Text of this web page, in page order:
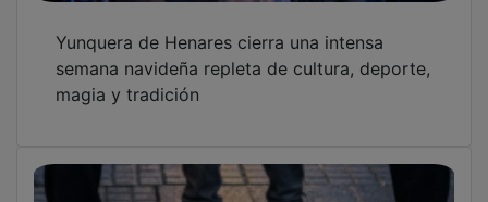
semana navideña repleta de cultura, deporte,
magia y tradición